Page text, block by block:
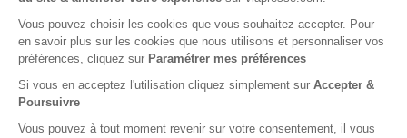
Aucune offre disponible
pourSANTÉ MENTALE ET DROIT